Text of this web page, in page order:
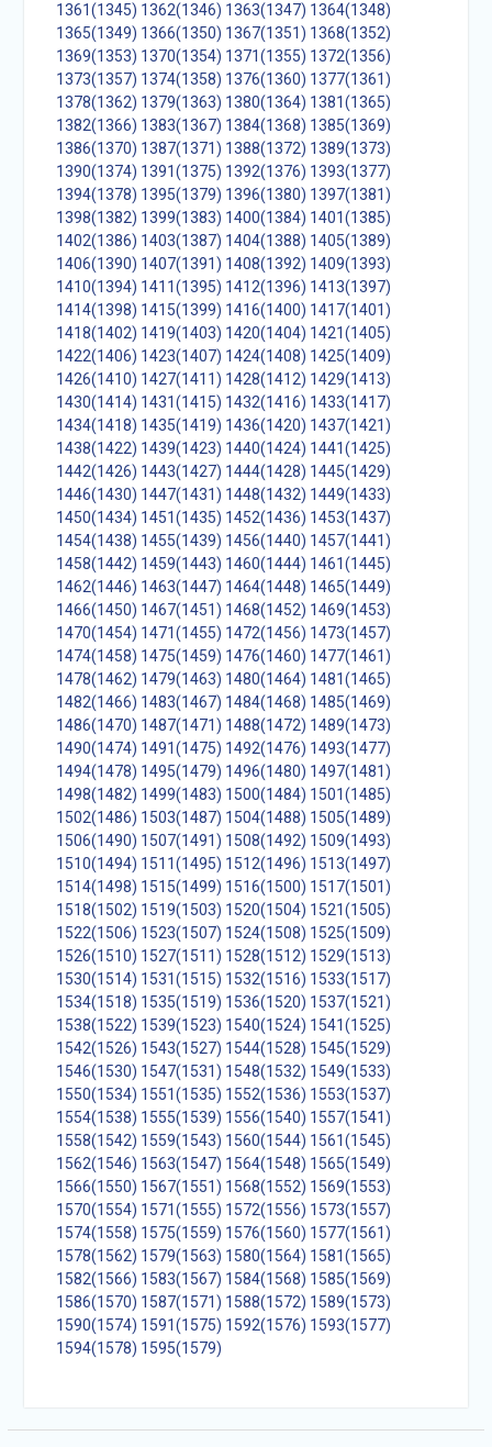
1361(1345) 1362(1346) 1363(1347) 1364(1348)
1365(1349) 1366(1350) 1367(1351) 1368(1352)
1369(1353) 1370(1354) 1371(1355) 1372(1356)
1373(1357) 1374(1358) 1376(1360) 1377(1361)
1378(1362) 1379(1363) 1380(1364) 1381(1365)
1382(1366) 1383(1367) 1384(1368) 1385(1369)
1386(1370) 1387(1371) 1388(1372) 1389(1373)
1390(1374) 1391(1375) 1392(1376) 1393(1377)
1394(1378) 1395(1379) 1396(1380) 1397(1381)
1398(1382) 1399(1383) 1400(1384) 1401(1385)
1402(1386) 1403(1387) 1404(1388) 1405(1389)
1406(1390) 1407(1391) 1408(1392) 1409(1393)
1410(1394) 1411(1395) 1412(1396) 1413(1397)
1414(1398) 1415(1399) 1416(1400) 1417(1401)
1418(1402) 1419(1403) 1420(1404) 1421(1405)
1422(1406) 1423(1407) 1424(1408) 1425(1409)
1426(1410) 1427(1411) 1428(1412) 1429(1413)
1430(1414) 1431(1415) 1432(1416) 1433(1417)
1434(1418) 1435(1419) 1436(1420) 1437(1421)
1438(1422) 1439(1423) 1440(1424) 1441(1425)
1442(1426) 1443(1427) 1444(1428) 1445(1429)
1446(1430) 1447(1431) 1448(1432) 1449(1433)
1450(1434) 1451(1435) 1452(1436) 1453(1437)
1454(1438) 1455(1439) 1456(1440) 1457(1441)
1458(1442) 1459(1443) 1460(1444) 1461(1445)
1462(1446) 1463(1447) 1464(1448) 1465(1449)
1466(1450) 1467(1451) 1468(1452) 1469(1453)
1470(1454) 1471(1455) 1472(1456) 1473(1457)
1474(1458) 1475(1459) 1476(1460) 1477(1461)
1478(1462) 1479(1463) 1480(1464) 1481(1465)
1482(1466) 1483(1467) 1484(1468) 1485(1469)
1486(1470) 1487(1471) 1488(1472) 1489(1473)
1490(1474) 1491(1475) 1492(1476) 1493(1477)
1494(1478) 1495(1479) 1496(1480) 1497(1481)
1498(1482) 1499(1483) 1500(1484) 1501(1485)
1502(1486) 1503(1487) 1504(1488) 1505(1489)
1506(1490) 1507(1491) 1508(1492) 1509(1493)
1510(1494) 1511(1495) 1512(1496) 1513(1497)
1514(1498) 1515(1499) 1516(1500) 1517(1501)
1518(1502) 1519(1503) 1520(1504) 1521(1505)
1522(1506) 1523(1507) 1524(1508) 1525(1509)
1526(1510) 1527(1511) 1528(1512) 1529(1513)
1530(1514) 1531(1515) 1532(1516) 1533(1517)
1534(1518) 1535(1519) 1536(1520) 1537(1521)
1538(1522) 1539(1523) 1540(1524) 1541(1525)
1542(1526) 1543(1527) 1544(1528) 1545(1529)
1546(1530) 1547(1531) 1548(1532) 1549(1533)
1550(1534) 1551(1535) 1552(1536) 1553(1537)
1554(1538) 1555(1539) 1556(1540) 1557(1541)
1558(1542) 1559(1543) 1560(1544) 1561(1545)
1562(1546) 1563(1547) 1564(1548) 1565(1549)
1566(1550) 1567(1551) 1568(1552) 1569(1553)
1570(1554) 1571(1555) 1572(1556) 1573(1557)
1574(1558) 1575(1559) 1576(1560) 1577(1561)
1578(1562) 1579(1563) 1580(1564) 1581(1565)
1582(1566) 1583(1567) 1584(1568) 1585(1569)
1586(1570) 1587(1571) 1588(1572) 1589(1573)
1590(1574) 1591(1575) 1592(1576) 1593(1577)
1594(1578) 1595(1579)